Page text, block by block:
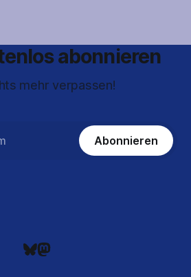
abonnieren
mehr verpassen!
Abonnieren